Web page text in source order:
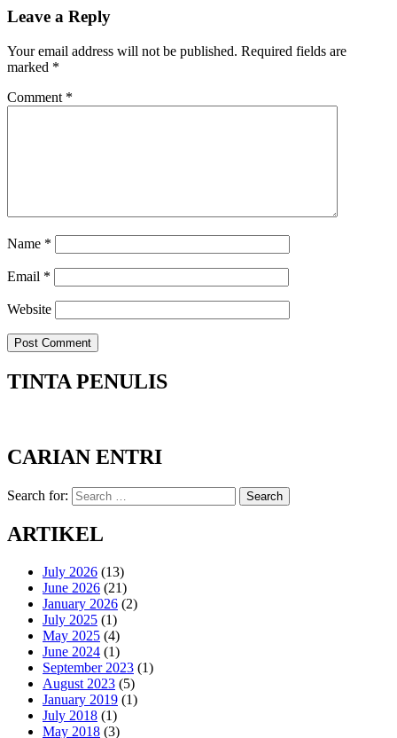
Leave a Reply
Your email address will not be published. Required fields are
marked *
Comment *
Name *
Email *
Website
TINTA PENULIS
CARIAN ENTRI
Search for: Search
ARTIKEL
July 2026 (13)
June 2026 (21)
January 2026 (2)
July 2025 (1)
May 2025 (4)
June 2024 (1)
September 2023 (1)
August 2023 (5)
January 2019 (1)
July 2018 (1)
May 2018 (3)